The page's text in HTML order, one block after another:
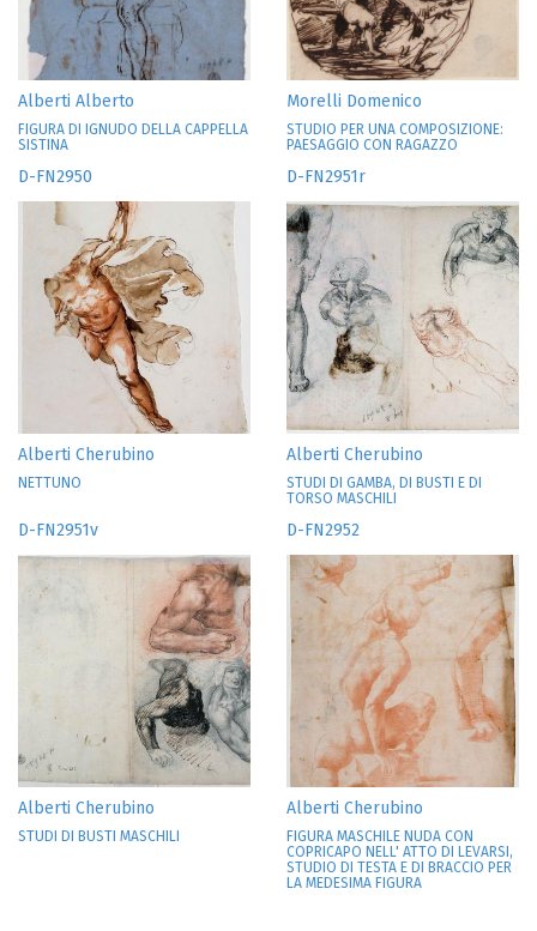
Alberti Alberto
FIGURA DI IGNUDO DELLA CAPPELLA
SISTINA
Morelli Domenico
STUDIO PER UNA COMPOSIZIONE:
PAESAGGIO CON RAGAZZO
D-FN2950
Alberti Cherubino
NETTUNO
D-FN2951r
Alberti Cherubino
STUDI DI GAMBA, DI BUSTI E DI
TORSO MASCHILI
D-FN2951v
Alberti Cherubino
STUDI DI BUSTI MASCHILI
D-FN2952
Alberti Cherubino
FIGURA MASCHILE NUDA CON
COPRICAPO NELL' ATTO DI LEVARSI,
STUDIO DI TESTA E DI BRACCIO PER
LA MEDESIMA FIGURA